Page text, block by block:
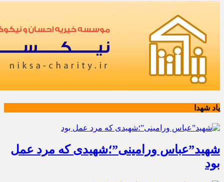
یاد شهدا
شهید”عباس ورامینی”؛شهیدی که مرد عمل
بود